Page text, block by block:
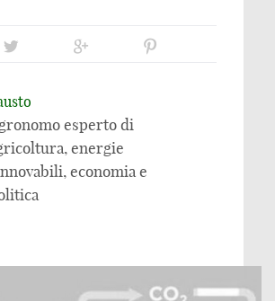
esperto di
energie
economia e